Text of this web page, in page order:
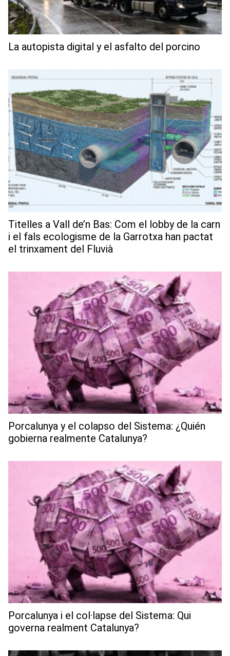
La autopista digital y el asfalto del porcino
Titelles a Vall de’n Bas: Com el lobby de la carn
i el fals ecologisme de la Garrotxa han pactat
el trinxament del Fluvià
Porcalunya y el colapso del Sistema: ¿Quién
gobierna realmente Catalunya?
Porcalunya i el col·lapse del Sistema: Qui
governa realment Catalunya?